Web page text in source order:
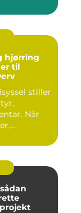
hjørring
til
stiller
Når